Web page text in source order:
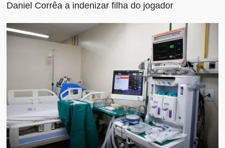
Daniel Corrêa a indenizar filha do jogador